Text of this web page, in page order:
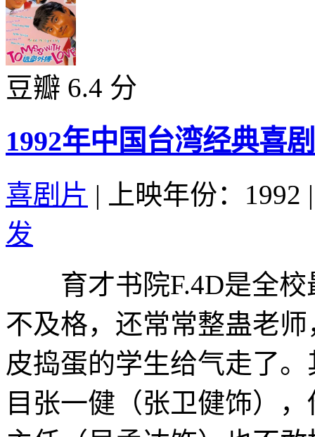
豆瓣 6.4 分
1992年中国台湾经典喜
喜剧片 | 上映年份：1992 |
发
育才书院F.4D是全校
不及格，还常常整蛊老
皮捣蛋的学生给气走了
目张一健（张卫健饰）